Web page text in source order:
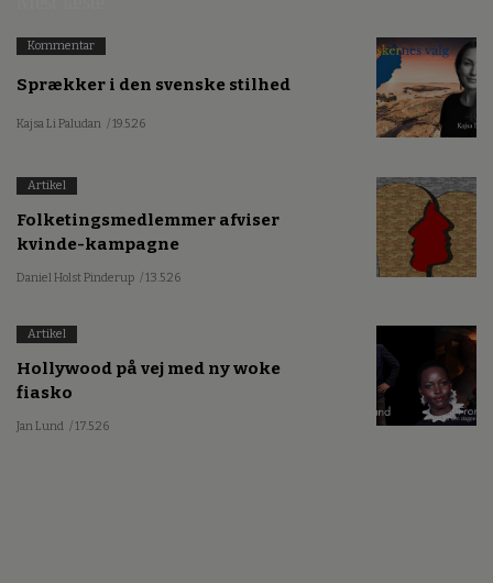
Kommentar
Sprækker i den svenske stilhed
Kajsa Li Paludan / 19.5.26
Artikel
Folketingsmedlemmer afviser
kvinde-kampagne
Daniel Holst Pinderup / 13.5.26
Artikel
Hollywood på vej med ny woke
fiasko
Jan Lund / 17.5.26